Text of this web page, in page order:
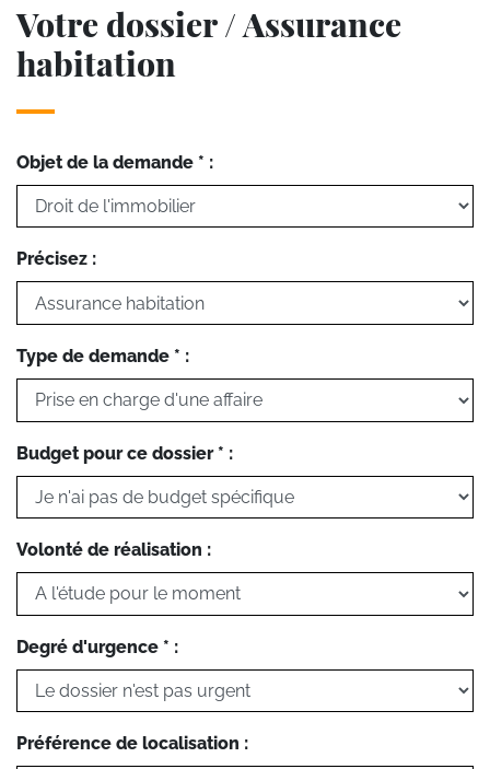
Votre dossier / Assurance
habitation
Objet de la demande * :
Précisez :
Type de demande * :
Budget pour ce dossier * :
Volonté de réalisation :
Degré d'urgence * :
Préférence de localisation :